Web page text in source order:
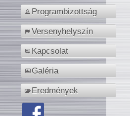
Programbizottság
Versenyhelyszín
Kapcsolat
Galéria
Eredmények